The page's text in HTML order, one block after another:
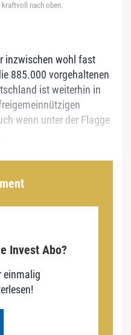
kraftvoll nach oben.
inzwischen wohl fast
885.000 vorgehaltenen
ist weiterhin in
wenn unter der Flagge
Invest Abo?
einmalig